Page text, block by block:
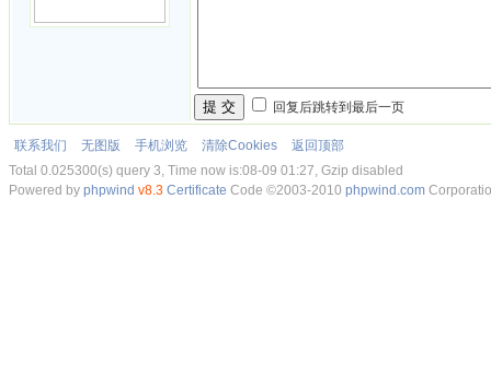
提 交 回复后跳转到最后一页
联系我们 无图版 手机浏览 清除Cookies
返回顶部
Total 0.025300(s) query 3, Time now is:08-09 01:27, Gzip disabled
Powered by phpwind v8.3 Certificate Code ©2003-2010 phpwind.com